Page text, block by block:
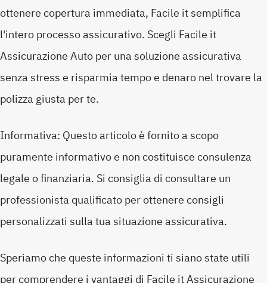
ottenere copertura immediata, Facile it semplifica
l'intero processo assicurativo. Scegli Facile it
Assicurazione Auto per una soluzione assicurativa
senza stress e risparmia tempo e denaro nel trovare la
polizza giusta per te.
Informativa: Questo articolo è fornito a scopo
puramente informativo e non costituisce consulenza
legale o finanziaria. Si consiglia di consultare un
professionista qualificato per ottenere consigli
personalizzati sulla tua situazione assicurativa.
Speriamo che queste informazioni ti siano state utili
per comprendere i vantaggi di Facile it Assicurazione